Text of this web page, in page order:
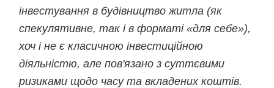
інвестування в будівництво житла (як
спекулятивне, так і в форматі «для себе»),
хоч і не є класичною інвестиційною
діяльністю, але пов'язано з суттєвими
ризиками щодо часу та вкладених коштів.